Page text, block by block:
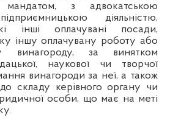
мандатом, з адвокатською
діяльністю,
інші оплачувані посади,
іншу оплачувану роботу або
винагороду, за винятком
наукової чи творчої
винагороди за неї, а також
складу керівного органу чи
особи, що має на меті